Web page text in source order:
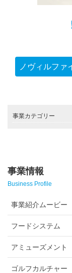
ノヴィルファ
事業カテゴリー
事業情報
Business Profile
事業紹介ムービー
フードシステム
アミューズメント
ゴルフカルチャー